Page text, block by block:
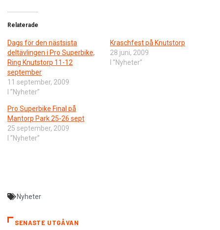
Relaterade
Dags för den nästsista
deltävlingen i Pro Superbike,
Ring Knutstorp 11-12
september
11 september, 2009
I ”Nyheter”
Kraschfest på Knutstorp
28 juni, 2009
I ”Nyheter”
Pro Superbike Final på
Mantorp Park 25-26 sept
25 september, 2009
I ”Nyheter”
Nyheter
SENASTE UTGÅVAN